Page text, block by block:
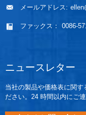
メールアドレス:
ファックス： 0086-
ニュースレター
当社の製品や価格表に関す
ださい。24 時間以内にご